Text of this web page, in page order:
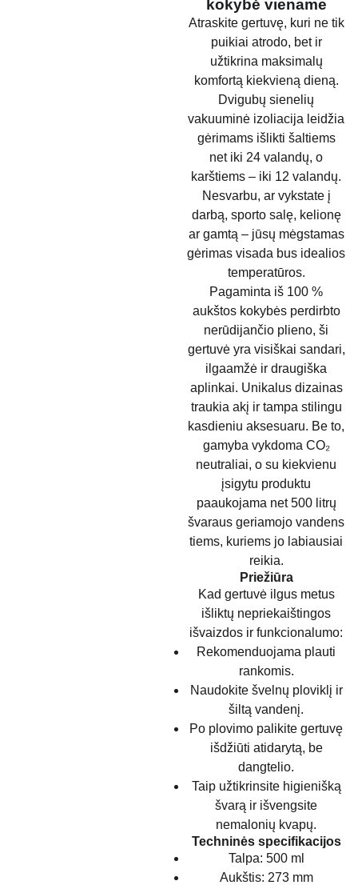
kokybė viename
Atraskite gertuvę, kuri ne tik
puikiai atrodo, bet ir
užtikrina maksimalų
komfortą kiekvieną dieną.
Dvigubų sienelių
vakuuminė izoliacija leidžia
gėrimams išlikti šaltiems
net iki 24 valandų, o
karštiems – iki 12 valandų.
Nesvarbu, ar vykstate į
darbą, sporto salę, kelionę
ar gamtą – jūsų mėgstamas
gėrimas visada bus idealios
temperatūros.
Pagaminta iš 100 %
aukštos kokybės perdirbto
nerūdijančio plieno, ši
gertuvė yra visiškai sandari,
ilgaamžė ir draugiška
aplinkai. Unikalus dizainas
traukia akį ir tampa stilingu
kasdieniu aksesuaru. Be to,
gamyba vykdoma CO₂
neutraliai, o su kiekvienu
įsigytu produktu
paaukojama net 500 litrų
švaraus geriamojo vandens
tiems, kuriems jo labiausiai
reikia.
Priežiūra
Kad gertuvė ilgus metus
išliktų nepriekaištingos
išvaizdos ir funkcionalumo:
Rekomenduojama plauti
rankomis.
Naudokite švelnų ploviklį ir
šiltą vandenį.
Po plovimo palikite gertuvę
išdžiūti atidarytą, be
dangtelio.
Taip užtikrinsite higienišką
švarą ir išvengsite
nemalonių kvapų.
Techninės specifikacijos
Talpa: 500 ml
Aukštis: 273 mm